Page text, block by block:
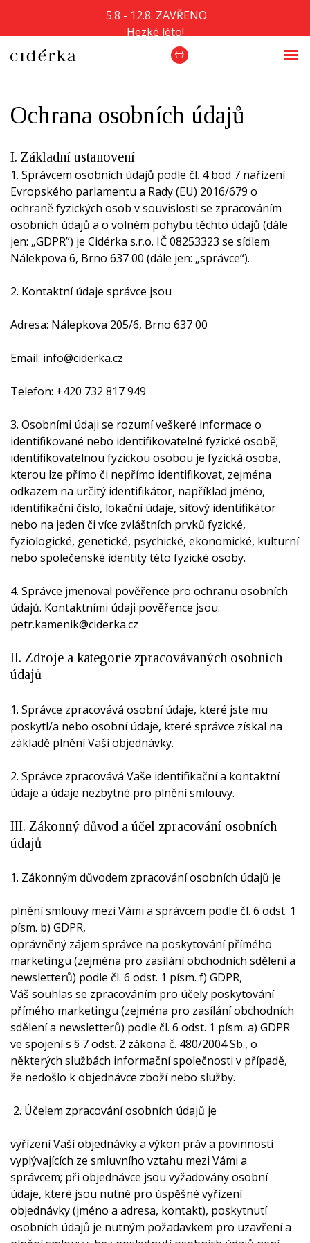
5.8 - 12.8. ZAVŘENO
Hezké léto!
Ochrana osobních údajů
I. Základní ustanovení
1. Správcem osobních údajů podle čl. 4 bod 7 nařízení
Evropského parlamentu a Rady (EU) 2016/679 o
ochraně fyzických osob v souvislosti se zpracováním
osobních údajů a o volném pohybu těchto údajů (dále
jen: „GDPR”) je Cidérka s.r.o. IČ 08253323 se sídlem
Nálekpova 6, Brno 637 00 (dále jen: „správce“).
2. Kontaktní údaje správce jsou
Adresa: Nálepkova 205/6, Brno 637 00
Email: info@ciderka.cz
Telefon: +420 732 817 949
3. Osobními údaji se rozumí veškeré informace o
identifikované nebo identifikovatelné fyzické osobě;
identifikovatelnou fyzickou osobou je fyzická osoba,
kterou lze přímo či nepřímo identifikovat, zejména
odkazem na určitý identifikátor, například jméno,
identifikační číslo, lokační údaje, síťový identifikátor
nebo na jeden či více zvláštních prvků fyzické,
fyziologické, genetické, psychické, ekonomické, kulturní
nebo společenské identity této fyzické osoby.
4. Správce jmenoval pověřence pro ochranu osobních
údajů. Kontaktními údaji pověřence jsou:
petr.kamenik@ciderka.cz
II. Zdroje a kategorie zpracovávaných osobních
údajů
1. Správce zpracovává osobní údaje, které jste mu
poskytl/a nebo osobní údaje, které správce získal na
základě plnění Vaší objednávky.
2. Správce zpracovává Vaše identifikační a kontaktní
údaje a údaje nezbytné pro plnění smlouvy.
III. Zákonný důvod a účel zpracování osobních
údajů
1. Zákonným důvodem zpracování osobních údajů je
plnění smlouvy mezi Vámi a správcem podle čl. 6 odst. 1
písm. b) GDPR,
oprávněný zájem správce na poskytování přímého
marketingu (zejména pro zasílání obchodních sdělení a
newsletterů) podle čl. 6 odst. 1 písm. f) GDPR,
Váš souhlas se zpracováním pro účely poskytování
přímého marketingu (zejména pro zasílání obchodních
sdělení a newsletterů) podle čl. 6 odst. 1 písm. a) GDPR
ve spojení s § 7 odst. 2 zákona č. 480/2004 Sb., o
některých službách informační společnosti v případě,
že nedošlo k objednávce zboží nebo služby.
2. Účelem zpracování osobních údajů je
vyřízení Vaší objednávky a výkon práv a povinností
vyplývajících ze smluvního vztahu mezi Vámi a
správcem; při objednávce jsou vyžadovány osobní
údaje, které jsou nutné pro úspěšné vyřízení
objednávky (jméno a adresa, kontakt), poskytnutí
osobních údajů je nutným požadavkem pro uzavření a